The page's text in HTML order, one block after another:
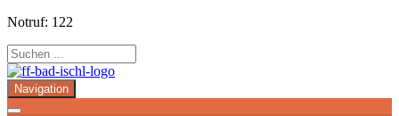
Notruf: 122
Navigation